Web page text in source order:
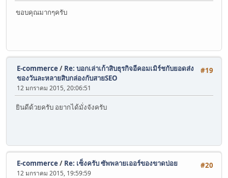
ขอบคุณมากๆครับ
#19
E-commerce/ Re: บอกเล่าเก้าสิบธุรกิจอีคอมเมิร์ชกับยอดส่ง
ของวันละหลายสิบกล่องกับสายSEO
12 มกราคม 2015, 20:06:51
ยินดีด้วยครับ อยากได้มั่งจังครับ
#20
E-commerce/ Re: เซ็งครับ ซัพพลายเออร์ของขาดบ่อย
12 มกราคม 2015, 19:59:59